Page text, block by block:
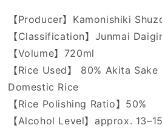
【Producer】Kamonishiki
【Classification】Junmai
【Volume】720ml
【Rice Used】 80% Akita
Domestic Rice
【Rice Polishing Ratio】50%
【Alcohol Level】approx.